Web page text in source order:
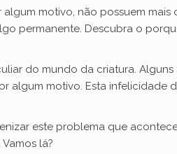
motivo, não possuem mais
permanente. Descubra o
do mundo da criatura.
algum motivo. Esta infelicidade
este problema que
lá?